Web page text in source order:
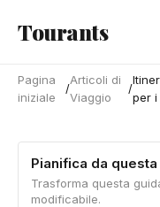
Tourants
Pagina
iniziale
/
Articoli di
Viaggio
/
per i
Pianifica da
Trasforma questa
modificabile.